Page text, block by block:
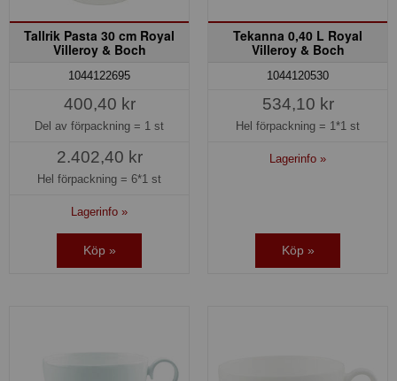
Tallrik Pasta 30 cm Royal
Villeroy & Boch
1044122695
400,40 kr
Del av förpackning = 1 st
2.402,40 kr
Hel förpackning = 6*1 st
Lagerinfo »
Köp »
Tekanna 0,40 L Royal
Villeroy & Boch
1044120530
534,10 kr
Hel förpackning = 1*1 st
Lagerinfo »
Köp »